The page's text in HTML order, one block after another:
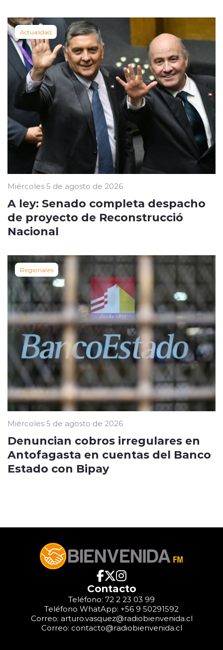
Actualidad
Miércoles 5 de agosto de 2026
A ley: Senado completa despacho
de proyecto de Reconstrucció
Nacional
Regionales
Miércoles 5 de agosto de 2026
Denuncian cobros irregulares en
Antofagasta en cuentas del Banco
Estado con Bipay
Contacto
Teléfono: 72 2 23 03 99
Teléfono WhatApp: +56 9 50291592
Correo: arturo.vasquez@radiobienvenida.cl
Correo: contacto@radiobienvenida.cl